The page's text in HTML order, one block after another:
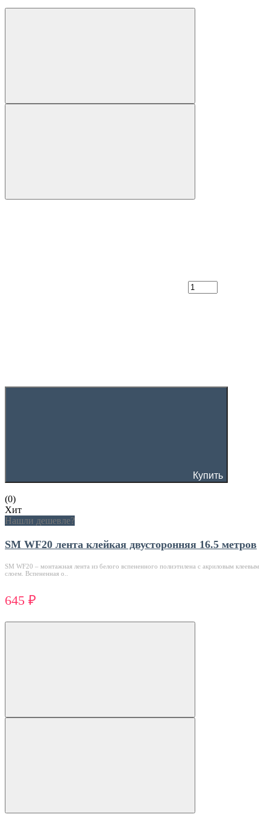
Купить
(0)
Хит
Нашли дешевле?
SM WF20 лента клейкая двусторонняя 16.5 метров
SM WF20 – монтажная лента из белого вспененного полиэтилена с акриловым клеевым
слоем. Вспененная о..
645 ₽